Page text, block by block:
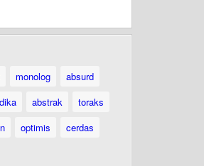
monolog
absurd
abstrak
toraks
optimis
cerdas